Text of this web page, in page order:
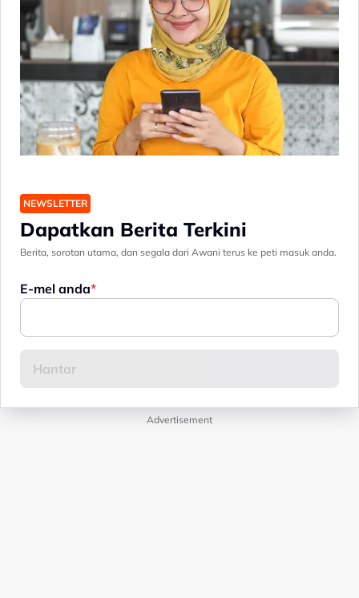
NEWSLETTER
Dapatkan Berita Terkini
Berita, sorotan utama, dan segala dari Awani terus ke peti masuk anda.
E-mel anda
Advertisement